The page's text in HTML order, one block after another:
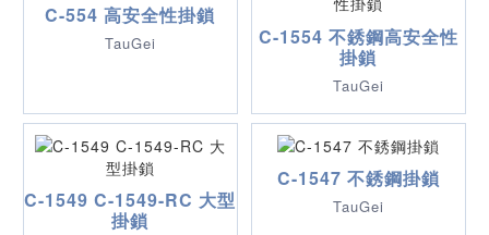
C-554 高安全性掛鎖
TauGei
C-1554 不銹鋼高安全性
掛鎖
TauGei
C-1549 C-1549-RC 大型
掛鎖
C-1547 不銹鋼掛鎖
TauGei